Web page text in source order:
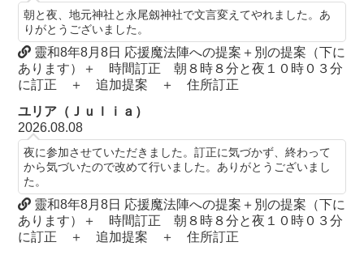
朝と夜、地元神社と永尾劔神社で文言変えてやれました。あ
りがとうございました。
靈和8年8月8日 応援魔法陣への提案＋別の提案（下に
あります）＋ 時間訂正 朝８時８分と夜１０時０３分
に訂正 ＋ 追加提案 ＋ 住所訂正
ユリア（Ｊｕｌｉａ）
2026.08.08
夜に参加させていただきました。訂正に気づかず、終わって
から気づいたので改めて行いました。ありがとうございまし
た。
靈和8年8月8日 応援魔法陣への提案＋別の提案（下に
あります）＋ 時間訂正 朝８時８分と夜１０時０３分
に訂正 ＋ 追加提案 ＋ 住所訂正